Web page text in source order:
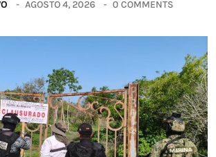
AGOSTO 4, 2026 0 COMMENTS